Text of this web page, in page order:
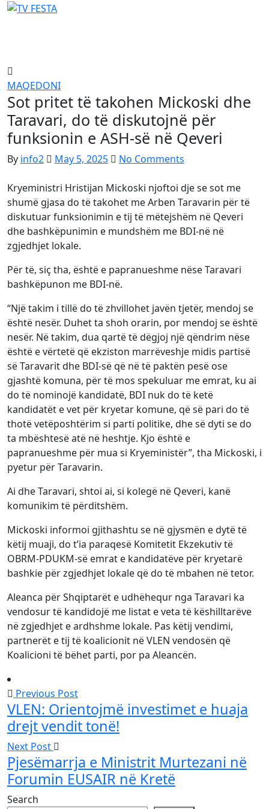
Skip
MAQEDONI
Sot pritet të takohen Mickoski dhe
Taravari, do të diskutojnë për
funksionin e ASH-së në Qeveri
By info2 May 5, 2025 No Comments
Kryeministri Hristijan Mickoski njoftoi dje se sot me
shumë gjasa do të takohet me Arben Taravarin për të
diskutuar funksionimin e tij të mëtejshëm në Qeveri
dhe bashkëpunimin e mundshëm me BDI-në në
zgjedhjet lokale.
Për të, siç tha, është e papranueshme nëse Taravari
bashkëpunon me BDI-në.
“Një takim i tillë do të zhvillohet javën tjetër, mendoj se
është nesër. Duhet ta shoh orarin, por mendoj se është
nesër. Në takim, dua qartë të dëgjoj një qëndrim nëse
është e vërtetë që ekziston marrëveshje midis partisë
së Taravarit dhe BDI-së që në të paktën pesë ose
gjashtë komuna, për të mos spekuluar me emrat, ku ai
do të nominojë kandidatë, BDI nuk do të ketë
kandidatët e vet për kryetar komune, që së pari do të
thotë vetëposhtërim si parti politike, dhe së dyti se do
ta mbështesë atë në heshtje. Kjo është e
papranueshme për mua si Kryeministër”, tha Mickoski, i
pyetur për Taravarin.
Ai dhe Taravari, shtoi ai, si kolegë në Qeveri, kanë
komunikim të përditshëm.
Mickoski informoi gjithashtu se në gjysmën e dytë të
këtij muaji, do t’ia paraqesë Komitetit Ekzekutiv të
OBRM-PDUKM-së emrat e kandidatëve për kryetarë
bashkie për zgjedhjet lokale që do të mbahen në tetor.
Aleanca për Shqiptarët e udhëhequr nga Taravari ka
vendosur të kandidojë me listat e veta të këshilltarëve
në zgjedhjet e ardhshme lokale. Pas këtij vendimi,
partnerët e tij të koalicionit në VLEN vendosën që
Koalicioni të bëhet parti, por pa Aleancën.
Previous Post
VLEN: Orientojmë investimet e huaja
drejt vendit tonë!
Next Post
Pjesëmarrja e Ministrit Murtezani në
Forumin EUSAIR në Kretë
Search